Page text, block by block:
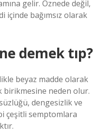
gelir. Öznede değil,
içinde bağımsız olarak
demek tıp?
beyaz madde olarak
birikmesine neden olur.
dengesizlik ve
çeşitli semptomlara